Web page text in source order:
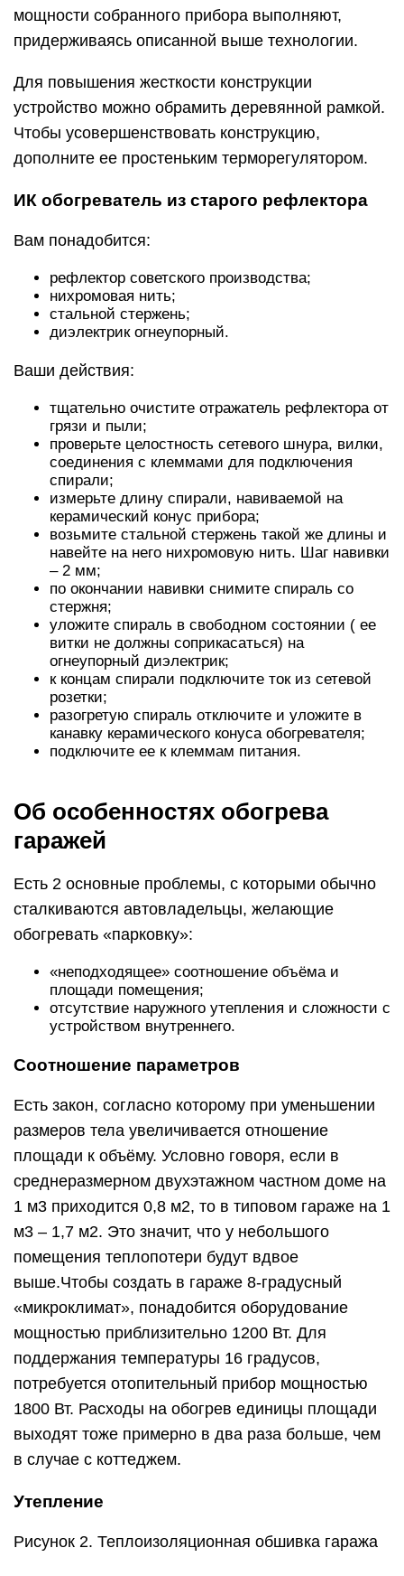
мощности собранного прибора выполняют,
придерживаясь описанной выше технологии.
Для повышения жесткости конструкции
устройство можно обрамить деревянной рамкой.
Чтобы усовершенствовать конструкцию,
дополните ее простеньким терморегулятором.
ИК обогреватель из старого рефлектора
Вам понадобится:
рефлектор советского производства;
нихромовая нить;
стальной стержень;
диэлектрик огнеупорный.
Ваши действия:
тщательно очистите отражатель рефлектора от
грязи и пыли;
проверьте целостность сетевого шнура, вилки,
соединения с клеммами для подключения
спирали;
измерьте длину спирали, навиваемой на
керамический конус прибора;
возьмите стальной стержень такой же длины и
навейте на него нихромовую нить. Шаг навивки
– 2 мм;
по окончании навивки снимите спираль со
стержня;
уложите спираль в свободном состоянии ( ее
витки не должны соприкасаться) на
огнеупорный диэлектрик;
к концам спирали подключите ток из сетевой
розетки;
разогретую спираль отключите и уложите в
канавку керамического конуса обогревателя;
подключите ее к клеммам питания.
Об особенностях обогрева
гаражей
Есть 2 основные проблемы, с которыми обычно
сталкиваются автовладельцы, желающие
обогревать «парковку»:
«неподходящее» соотношение объёма и
площади помещения;
отсутствие наружного утепления и сложности с
устройством внутреннего.
Соотношение параметров
Есть закон, согласно которому при уменьшении
размеров тела увеличивается отношение
площади к объёму. Условно говоря, если в
среднеразмерном двухэтажном частном доме на
1 м3 приходится 0,8 м2, то в типовом гараже на 1
м3 – 1,7 м2. Это значит, что у небольшого
помещения теплопотери будут вдвое
выше.Чтобы создать в гараже 8-градусный
«микроклимат», понадобится оборудование
мощностью приблизительно 1200 Вт. Для
поддержания температуры 16 градусов,
потребуется отопительный прибор мощностью
1800 Вт. Расходы на обогрев единицы площади
выходят тоже примерно в два раза больше, чем
в случае с коттеджем.
Утепление
Рисунок 2. Теплоизоляционная обшивка гаража